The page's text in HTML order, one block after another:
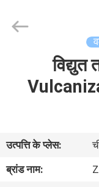
वीडियो
Technology
विद्युत
उत्पत्ति के प्लेस:
ब्रांड नाम: